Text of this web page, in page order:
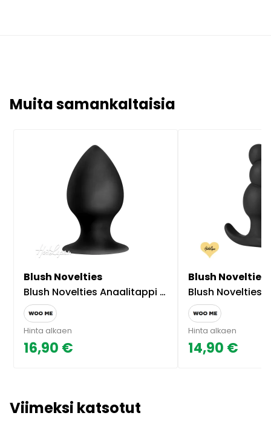
Muita samankaltaisia
Blush Novelties
Blush Novelties Anaalitappi Anal Adventures Stout Plug
Hinta alkaen
16,90 €
Blush Novelties
Blush Novelties Anal Adventures
Hinta alkaen
14,90 €
Viimeksi katsotut